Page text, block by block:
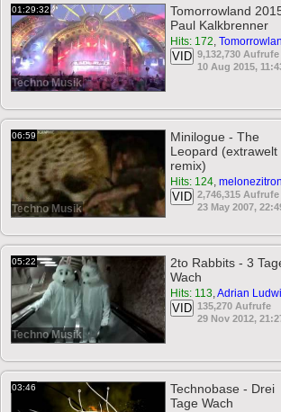
01:29:32
Techno Musik
Tomorrowland
Paul Kalkbrenner
Hits: 172,
VID 9,132,730 Aufrufe
10 Aug 2015,
06:59
Techno Musik
Minilogue - The
Leopard (extrawelt
remix)
Hits: 124,
VID 2,746,315 Aufrufe
23 May 2007,
05:22
Techno Musik
2to Rabbits - 3
Wach
Hits: 113,Adrian
VID 135,270 Aufrufe
29 Nov 2012,
03:46
Technobase - Drei
Tage Wach